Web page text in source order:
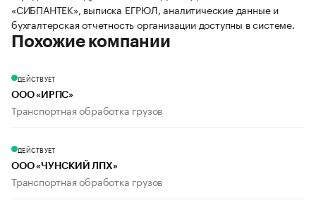
«СИБПАНТЕК», выписка ЕГРЮЛ, аналитические данные и
бухгалтерская отчетность организации доступны в системе.
Похожие компании
ДЕЙСТВУЕТ
ООО «ИРПС»
Транспортная обработка грузов
ДЕЙСТВУЕТ
ООО «ЧУНСКИЙ ЛПХ»
Транспортная обработка грузов